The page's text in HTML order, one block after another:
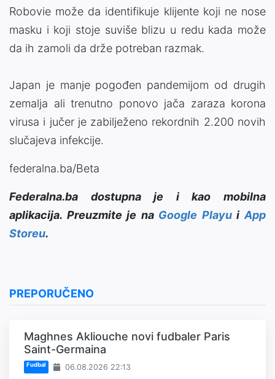
Robovie može da identifikuje klijente koji ne nose
masku i koji stoje suviše blizu u redu kada može
da ih zamoli da drže potreban razmak.
Japan je manje pogođen pandemijom od drugih
zemalja ali trenutno ponovo jača zaraza korona
virusa i jučer je zabilježeno rekordnih 2.200 novih
slučajeva infekcije.
federalna.ba/Beta
Federalna.ba dostupna je i kao mobilna
aplikacija. Preuzmite je na Google PlayuiApp
Storeu.
PREPORUČENO
Maghnes Akliouche novi fudbaler Paris
Saint-Germaina
Fudbal 06.08.2026 22:13